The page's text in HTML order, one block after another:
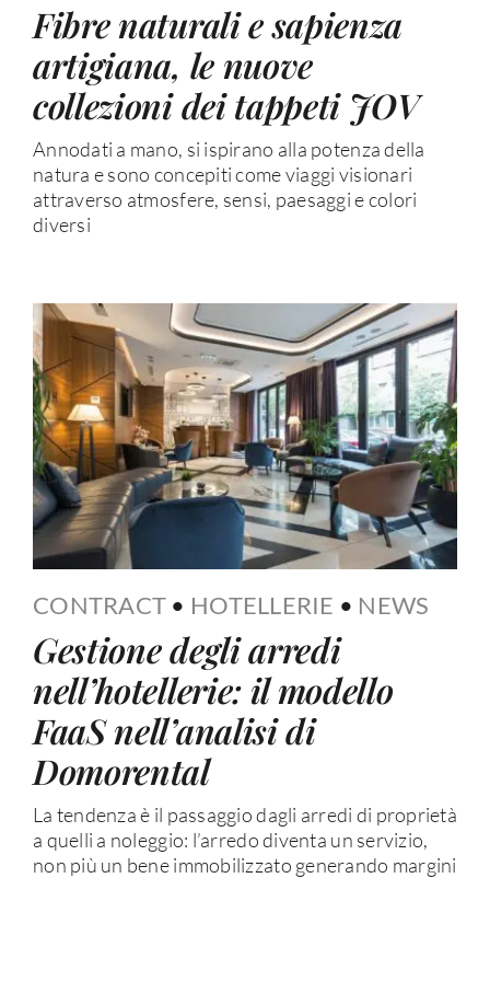
Fibre naturali e sapienza
artigiana, le nuove
collezioni dei tappeti JOV
Annodati a mano, si ispirano alla potenza della
natura e sono concepiti come viaggi visionari
attraverso atmosfere, sensi, paesaggi e colori
diversi
CONTRACT • HOTELLERIE • NEWS
Gestione degli arredi
nell’hotellerie: il modello
FaaS nell’analisi di
Domorental
La tendenza è il passaggio dagli arredi di proprietà
a quelli a noleggio: l’arredo diventa un servizio,
non più un bene immobilizzato generando margini